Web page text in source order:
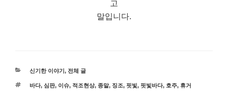
고
말입니다.
카
고
신기한 이야기, 전체 글
태
바다, 심판, 이슈, 적조현상, 종말, 징조, 핏빛, 핏빛바다, 호주, 휴거